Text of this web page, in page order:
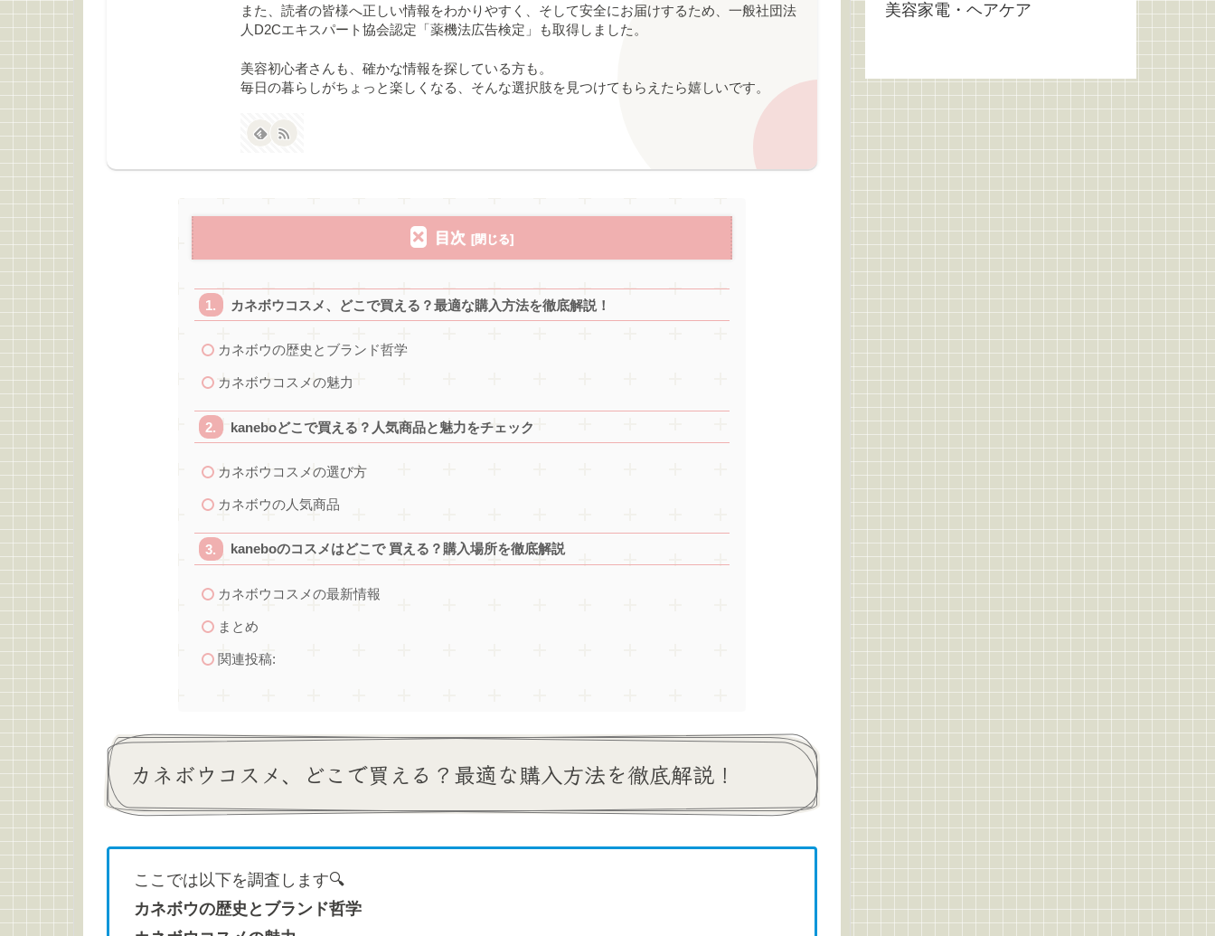
また、読者の皆様へ正しい情報をわかりやすく、そして安全にお届けするため、一般社団法
人D2Cエキスパート協会認定「薬機法広告検定」も取得しました。
美容初心者さんも、確かな情報を探している方も。
毎日の暮らしがちょっと楽しくなる、そんな選択肢を見つけてもらえたら嬉しいです。
目次
カネボウコスメ、どこで買える？最適な購入方法を徹底解説！
カネボウの歴史とブランド哲学
カネボウコスメの魅力
kaneboどこで買える？人気商品と魅力をチェック
カネボウコスメの選び方
カネボウの人気商品
kaneboのコスメはどこで 買える？購入場所を徹底解説
カネボウコスメの最新情報
まとめ
関連投稿:
カネボウコスメ、どこで買える？最適な購入方法を徹底解説！
ここでは以下を調査します🔍
カネボウの歴史とブランド哲学
美容家電・ヘアケア